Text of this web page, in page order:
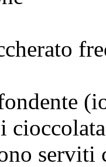
serviti